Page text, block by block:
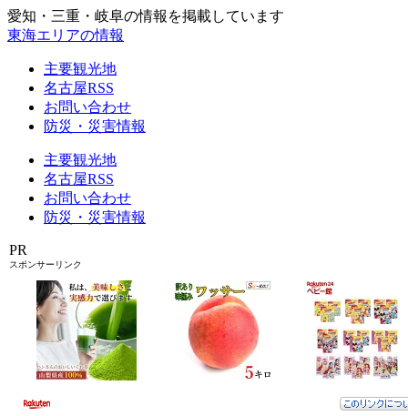
愛知・三重・岐阜の情報を掲載しています
東海エリアの情報
主要観光地
名古屋RSS
お問い合わせ
防災・災害情報
主要観光地
名古屋RSS
お問い合わせ
防災・災害情報
PR
スポンサーリンク